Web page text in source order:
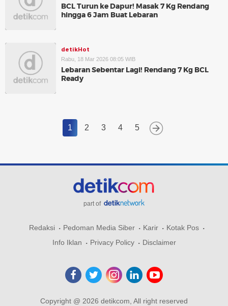
BCL Turun ke Dapur! Masak 7 Kg Rendang
hingga 6 Jam Buat Lebaran
detikHot
Rabu, 18 Mar 2026 08:05 WIB
Lebaran Sebentar Lagi! Rendang 7 Kg BCL
Ready
1 2 3 4 5
part of
Redaksi Pedoman Media Siber Karir
Kotak Pos
Info Iklan
Privacy Policy Disclaimer
Copyright @ 2026 detikcom, All right reserved